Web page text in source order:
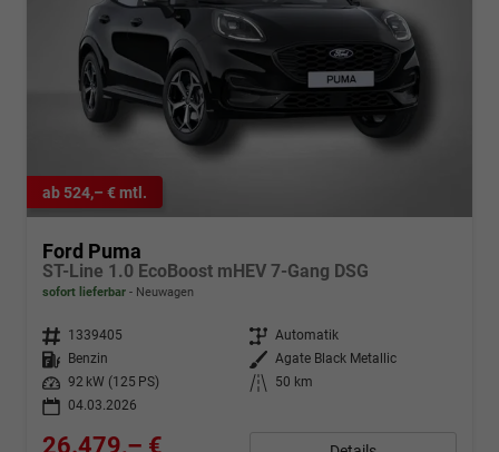
ab 524,– € mtl.
Ford Puma
ST-Line 1.0 EcoBoost mHEV 7-Gang DSG
sofort lieferbar Neuwagen
Fahrzeugnr. 1339405 Getriebe Automatik
Kraftstoff
Benzin Außenfarbe Agate Black Metallic
Leistung
92 kW (125 PS) Kilometerstand
50 km
04.03.2026
26.479,– €